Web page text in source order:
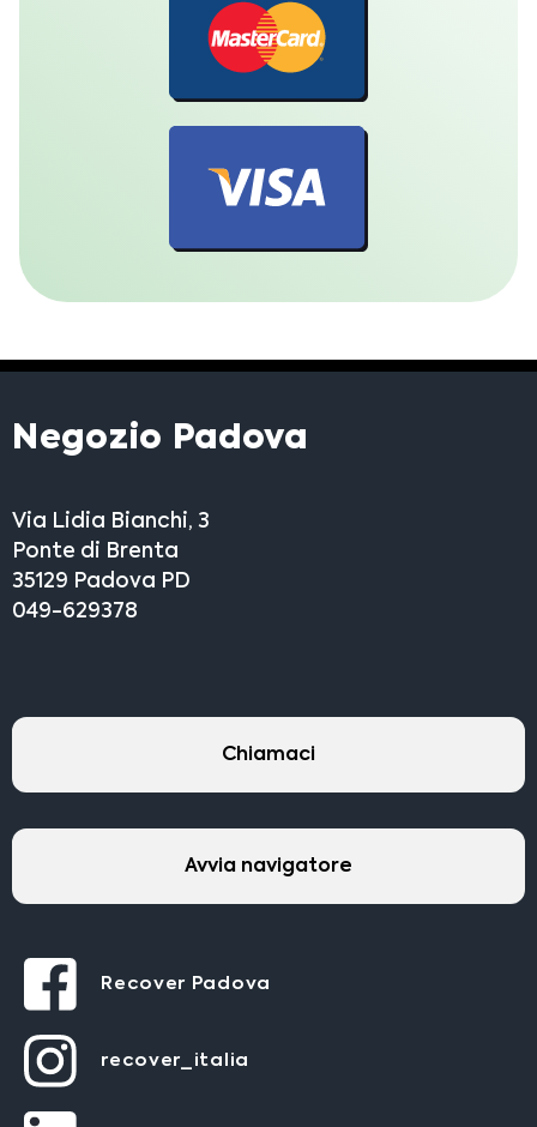
Negozio Padova
Via Lidia Bianchi, 3
Ponte di Brenta
35129 Padova PD
049-629378
Chiamaci
Avvia navigatore
Recover Padova
recover_italia